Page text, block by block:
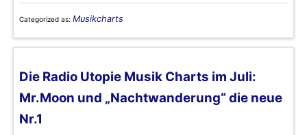
Categorized as: Musikcharts
Die Radio Utopie Musik Charts im Juli:
Mr.Moon und „Nachtwanderung“ die neue
Nr.1